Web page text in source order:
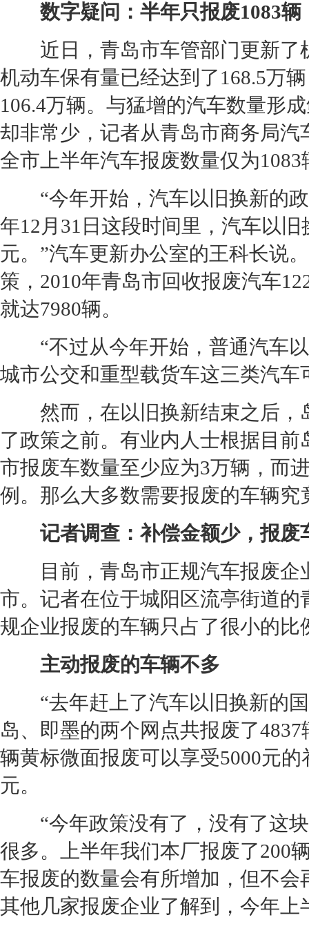
数字疑问： 半年只报废1083辆
近日，青岛市车管部门更新了
机动车保有量已经达到了168.5万
106.4万辆。与猛增的汽车数量形
却非常少，记者从青岛市商务局
全市上半年汽车报废数量仅为1083
“今年开始，汽车以旧换新的政
年12月31日这段时间里，汽车以
元。”汽车更新办公室的王科长说
策，2010年青岛市回收报废汽车
就达7980辆。
“不过从今年开始，普通汽车以
城市公交和重型载货车这三类汽
然而，在以旧换新结束之后，
了政策之前。有业内人士根据目
市报废车数量至少应为3万辆，而
例。那么大多数需要报废的车辆究
记者调查： 补偿金额少，报废
目前，青岛市正规汽车报废企
市。记者在位于城阳区流亭街道
规企业报废的车辆只占了很小的比
主动报废的车辆不多
“去年赶上了汽车以旧换新的国
岛、即墨的两个网点共报废了
辆黄标微面报废可以享受5000元的
元。
“今年政策没有了，没有了这块
很多。上半年我们本厂报废了200
车报废的数量会有所增加，但不
其他几家报废企业了解到，今年